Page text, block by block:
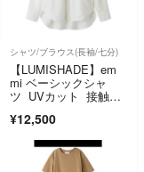
シャツ/ブラウス(長袖/七分)
【LUMISHADE】em
mi ベーシックシャ
ツ UVカット 接触冷
¥12,500